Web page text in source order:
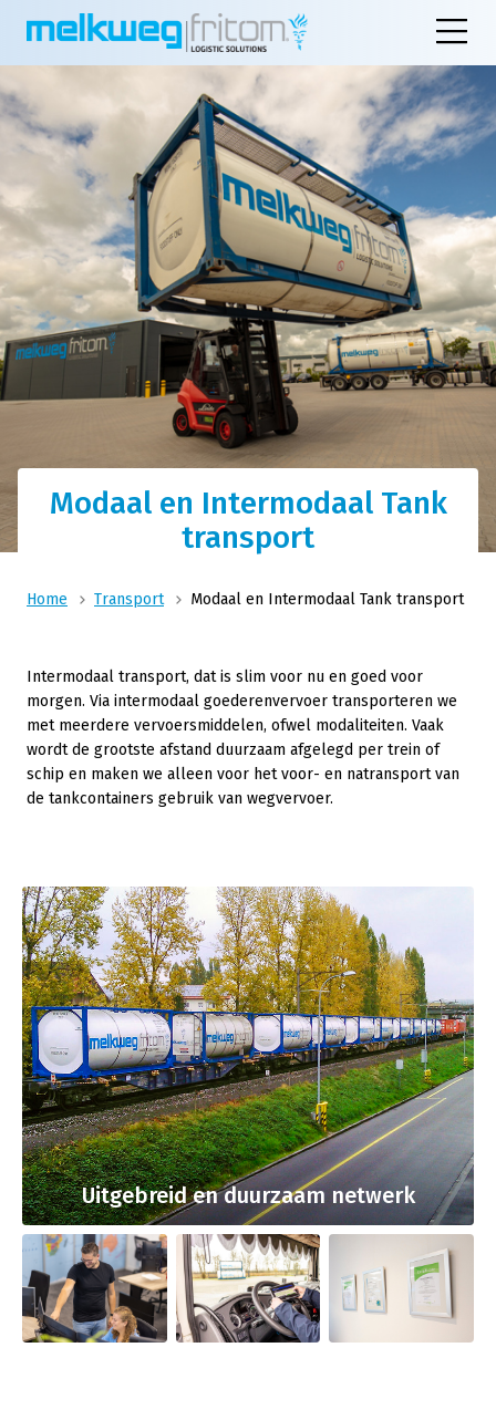
Modaal en Intermodaal Tank
transport
Home Transport Modaal en Intermodaal Tank transport
Intermodaal transport, dat is slim voor nu en goed voor
morgen. Via intermodaal goederenvervoer transporteren we
met meerdere vervoersmiddelen, ofwel modaliteiten. Vaak
wordt de grootste afstand duurzaam afgelegd per trein of
schip en maken we alleen voor het voor- en natransport van
de tankcontainers gebruik van wegvervoer.
Uitgebreid en duurzaam netwerk